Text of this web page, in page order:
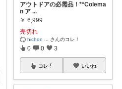
アウトドアの必需品！**Colema
n ア ...
￥ 6,999
売切れ
hichon さんのコレ！
0 0 3
コレ いいね